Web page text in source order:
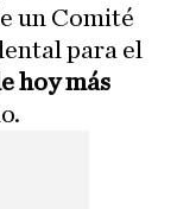
un Comité
para el
hoy más